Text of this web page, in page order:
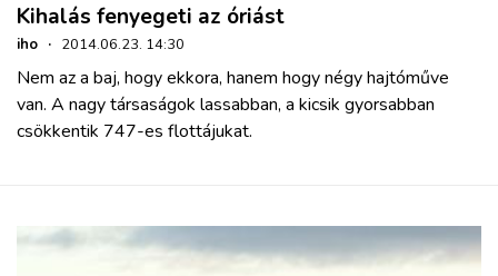
Kihalás fenyegeti az óriást
iho · 2014.06.23. 14:30
Nem az a baj, hogy ekkora, hanem hogy négy hajtóműve
van. A nagy társaságok lassabban, a kicsik gyorsabban
csökkentik 747-es flottájukat.